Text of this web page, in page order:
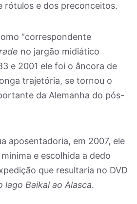
rótulos e dos preconceitos.
“correspondente
no jargão midiático
e 2001 ele foi o âncora de
trajetória, se tornou o
da Alemanha do pós-
aposentadoria, em 2007, ele
e escolhida a dedo
que resultaria no DVD
lago Baikal ao Alasca.